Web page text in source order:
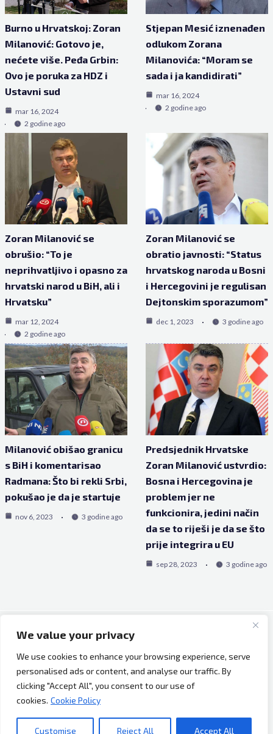
We value your privacy
We use cookies to enhance your browsing experience, serve
personalised ads or content, and analyse our traffic. By
clicking "Accept All", you consent to our use of
cookies. Cookie Policy
Customise Reject All Accept All
Burno u Hrvatskoj: Zoran
Milanović: Gotovo je,
nećete više. Peđa Grbin:
Ovo je poruka za HDZ i
Ustavni sud
mar 16, 2024
2 godine ago
Stjepan Mesić iznenađen
odlukom Zorana
Milanovića: “Moram se
sada i ja kandidirati”
mar 16, 2024
2 godine ago
Zoran Milanović se
obrušio: “To je
neprihvatljivo i opasno za
hrvatski narod u BiH, ali i
Hrvatsku”
mar 12, 2024
2 godine ago
Zoran Milanović se
obratio javnosti: “Status
hrvatskog naroda u Bosni
i Hercegovini je regulisan
Dejtonskim sporazumom”
dec 1, 2023 3 godine ago
Milanović obišao granicu
s BiH i komentarisao
Radmana: Što bi rekli Srbi,
pokušao je da je startuje
nov 6, 2023 3 godine ago
Predsjednik Hrvatske
Zoran Milanović ustvrdio:
Bosna i Hercegovina je
problem jer ne
funkcionira, jedini način
da se to riješi je da se što
prije integrira u EU
sep 28, 2023 3 godine ago
Copyright © 2026 Bh Dijaspora.
O nama
Marketing
Uslovi korištenja